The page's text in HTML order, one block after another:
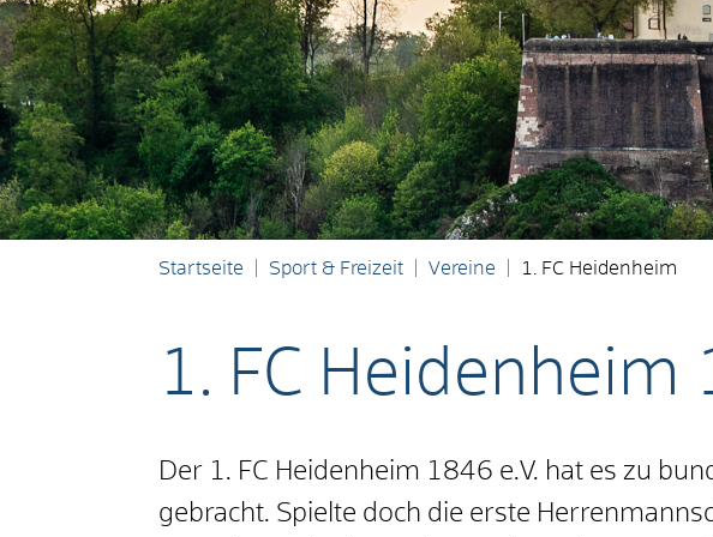
Startseite Sport & Freizeit Vereine 1. FC Heidenheim
1. FC Heidenheim
Der 1. FC Heidenheim 1846 e.V. hat es zu
gebracht. Spielte doch die erste